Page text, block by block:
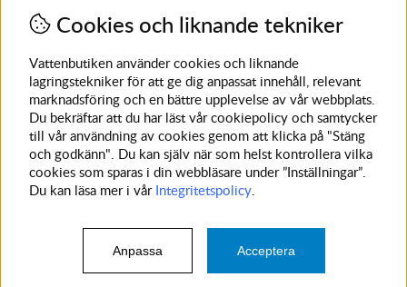
Få vårt nyhetsbrev
Ange din e-post nedan för att ta del av nyheter och
erbjudanden
SKICKA
Avanmäl nyhetsbrev
Cookies och liknande tekniker
Vattenbutiken använder cookies och liknande
lagringstekniker för att ge dig anpassat innehåll, relevant
marknadsföring och en bättre upplevelse av vår webbplats.
Du bekräftar att du har läst vår cookiepolicy och samtycker
till vår användning av cookies genom att klicka på "Stäng
och godkänn". Du kan själv när som helst kontrollera vilka
cookies som sparas i din webbläsare under ”Inställningar”.
Du kan läsa mer i vår Integritetspolicy.
Anpassa Acceptera